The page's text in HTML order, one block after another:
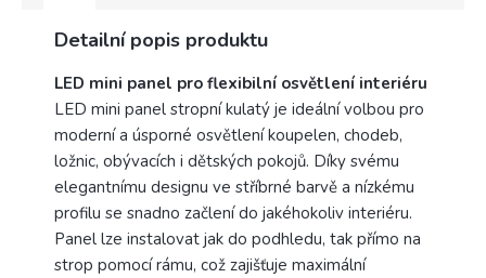
Detailní popis produktu
LED mini panel pro flexibilní osvětlení interiéru
LED mini panel stropní kulatý je ideální volbou pro
moderní a úsporné osvětlení koupelen, chodeb,
ložnic, obývacích i dětských pokojů. Díky svému
elegantnímu designu ve stříbrné barvě a nízkému
profilu se snadno začlení do jakéhokoliv interiéru.
Panel lze instalovat jak do podhledu, tak přímo na
strop pomocí rámu, což zajišťuje maximální